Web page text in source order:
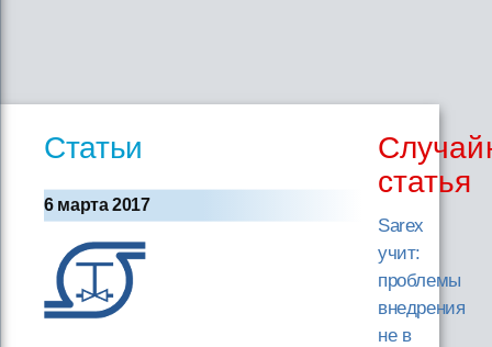
Статьи
6 марта 2017
статья
Sarex
учит:
проблемы
внедрения
не в